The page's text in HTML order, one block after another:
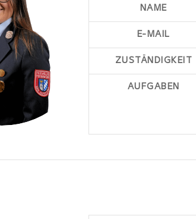
NAME
E-MAIL
ZUSTÄNDIGKEIT
AUFGABEN